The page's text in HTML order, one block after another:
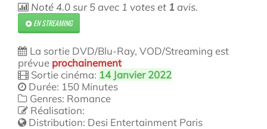
Noté4.0sur5 avec 1 votes et 1 avis.
EN STREAMING
La sortie DVD/Blu-Ray, VOD/Streaming est
prévue prochainement
Sortie cinéma: 14 Janvier 2022
Durée: 150 Minutes
Genres: Romance
Réalisation:
Distribution: Desi Entertainment Paris